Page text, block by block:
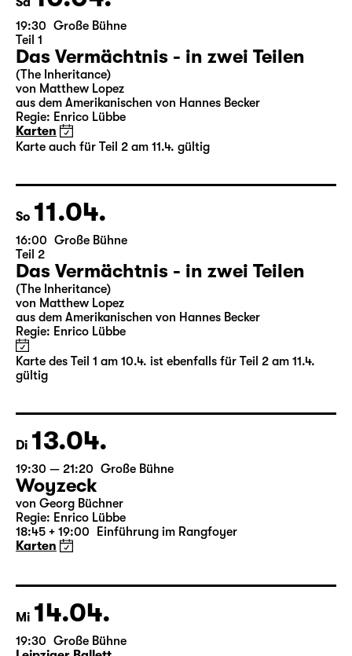
Sa 10.04.
19:30 Große Bühne
Teil 1
Das Vermächtnis - in zwei Teilen
(The Inheritance)
von Matthew Lopez
Karten
Karte auch für Teil 2 am 11.4. gültig
So 11.04.
16:00 Große Bühne
Teil 2
Das Vermächtnis - in zwei Teilen
(The Inheritance)
von Matthew Lopez
aus dem Amerikanischen von Hannes Becker
gültig
Di 13.04.
19:30 — 21:20 Große Bühne
Woyzeck
18:45 + 19:00 Einführung im Rangfoyer
Karten